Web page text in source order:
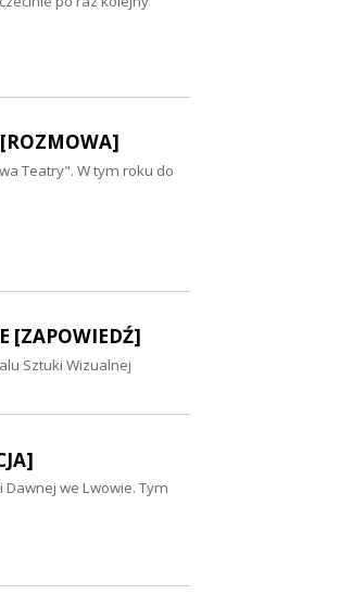
Teatry". W tym roku do
[ZAPOWIEDŹ]
Sztuki Wizualnej
we Lwowie. Tym